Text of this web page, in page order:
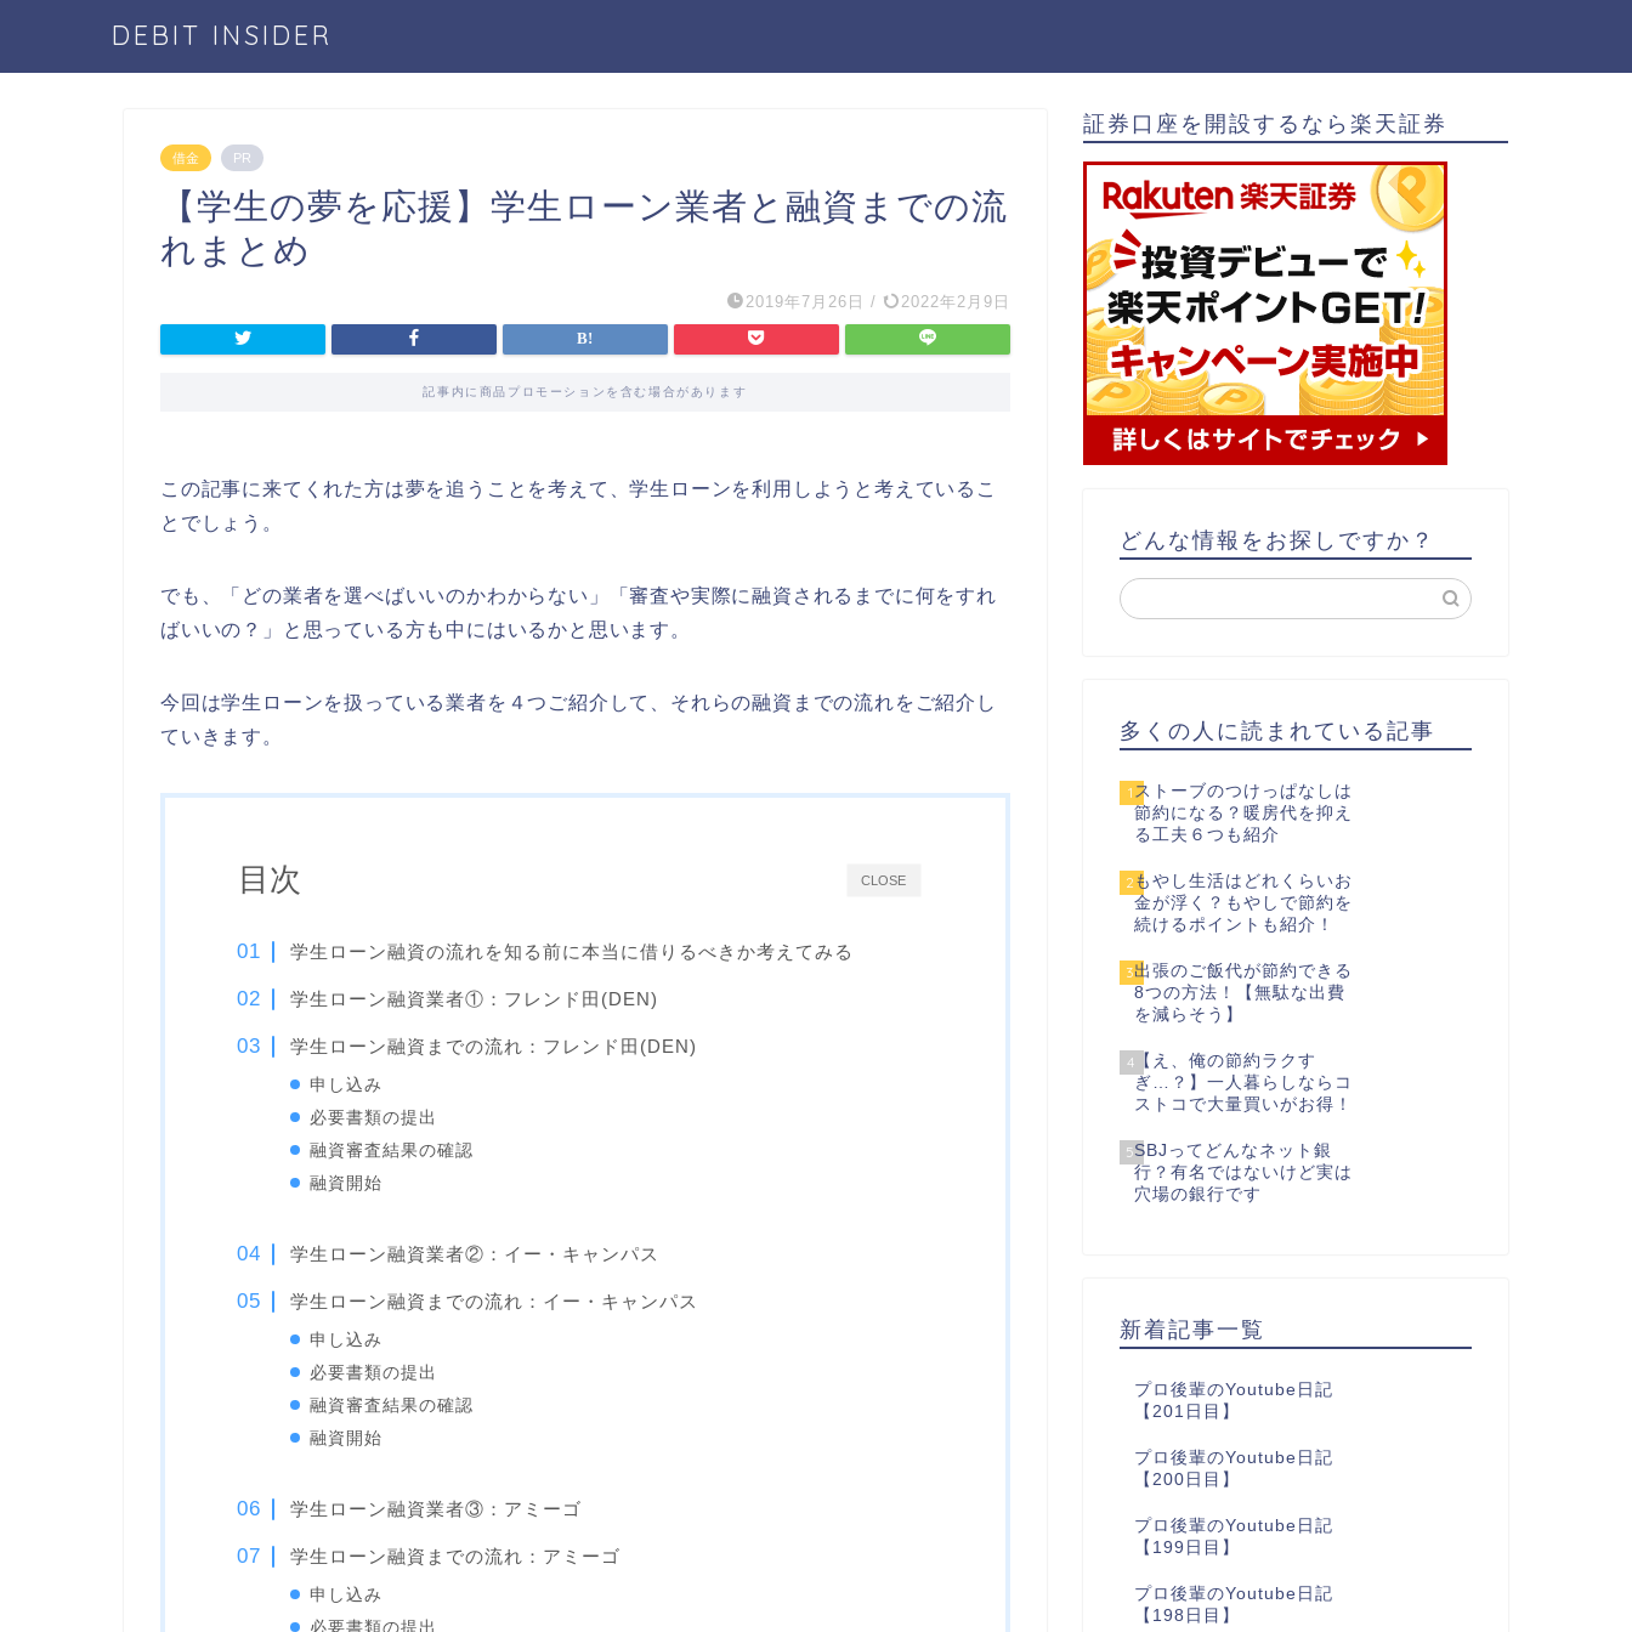
DEBIT INSIDER
借金 PR
【学生の夢を応援】学生ローン業者と融資までの流
れまとめ
2019年7月26日 / 2022年2月9日
記事内に商品プロモーションを含む場合があります
この記事に来てくれた方は夢を追うことを考えて、学生ローンを利用しようと考えているこ
とでしょう。
でも、「どの業者を選べばいいのかわからない」「審査や実際に融資されるまでに何をすれ
ばいいの？」と思っている方も中にはいるかと思います。
今回は学生ローンを扱っている業者を４つご紹介して、それらの融資までの流れをご紹介し
ていきます。
CLOSE
目次
学生ローン融資の流れを知る前に本当に借りるべきか考えてみる
学生ローン融資業者①：フレンド田(DEN)
学生ローン融資までの流れ：フレンド田(DEN)
申し込み
必要書類の提出
融資審査結果の確認
融資開始
学生ローン融資業者②：イー・キャンパス
学生ローン融資までの流れ：イー・キャンパス
申し込み
必要書類の提出
融資審査結果の確認
融資開始
学生ローン融資業者③：アミーゴ
学生ローン融資までの流れ：アミーゴ
申し込み
必要書類の提出
証券口座を開設するなら楽天証券
どんな情報をお探しですか？
多くの人に読まれている記事
1 ストーブのつけっぱなしは
節約になる？暖房代を抑え
る工夫６つも紹介
2もやし生活はどれくらいお
金が浮く？もやしで節約を
続けるポイントも紹介！
3出張のご飯代が節約できる
8つの方法！【無駄な出費
を減らそう】
4【え、俺の節約ラクす
ぎ…？】一人暮らしならコ
ストコで大量買いがお得！
5SBJってどんなネット銀
行？有名ではないけど実は
穴場の銀行です
新着記事一覧
プロ後輩のYoutube日記
【201日目】
プロ後輩のYoutube日記
【200日目】
プロ後輩のYoutube日記
【199日目】
プロ後輩のYoutube日記
【198日目】